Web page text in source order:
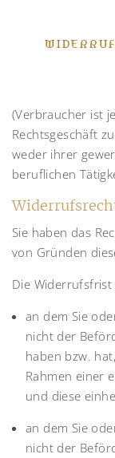
(Verbraucher ist
Rechtsgeschäft
weder ihrer
beruflichen
Sie haben das
von Gründen
Die Widerrufsfrist
an dem Sie
nicht der
haben bzw.
Rahmen einer
und diese
an dem Sie
nicht der